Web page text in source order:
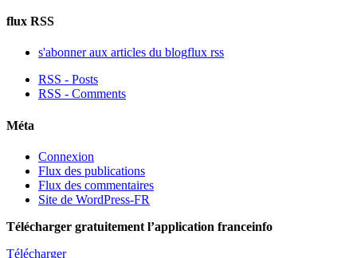
flux RSS
s'abonner aux articles du blogflux rss
RSS - Posts
RSS - Comments
Méta
Connexion
Flux des publications
Flux des commentaires
Site de WordPress-FR
Télécharger gratuitement l’application franceinfo
Télécharger